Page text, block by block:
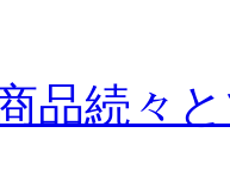
品続々